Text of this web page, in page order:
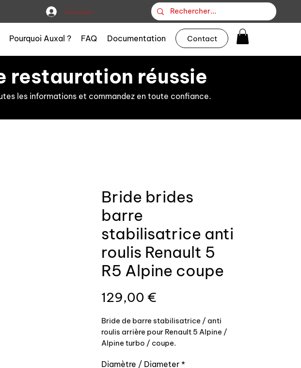
Connexion
Pourquoi Auxal ? FAQ Documentation Contact
restauration réussie
les informations et commandez en toute confiance.
Bride brides
barre
stabilisatrice anti
roulis Renault 5
R5 Alpine coupe
129,00 €
Bride de barre stabilisatrice / anti
roulis arrière pour Renault 5 Alpine /
Alpine turbo / coupe.
Fabrication Auxal, en fonderie 100%
Diamètre / Diameter *